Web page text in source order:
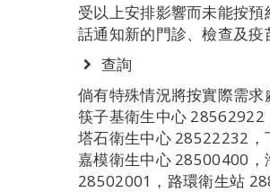
受以上安排影響而未能按
話通知新的門診、檢查及疫
查詢
倘有特殊情況將按實際需求
筷子基衛生中心
塔石衛生中心 28522232
嘉模衛生中心 28500400
28502001，路環衛生站